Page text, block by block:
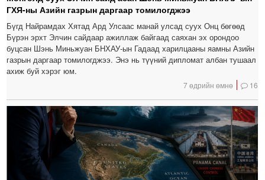
ГХЯ-ны Азийн газрын даргаар томилогджээ
Бүгд Найрамдах Хятад Ард Улсаас манай улсад суух Онц бөгөөд
Бүрэн эрхт Элчин сайдаар ажиллаж байгаад саяхан эх орондоо
буцсан Шэнь Миньжуан БНХАУ-ын Гадаад харилцааны яамны Азийн
газрын даргаар томилогджээ. Энэ нь түүний дипломат албан тушаал
ахиж буй хэрэг юм.
7 өдрийн өмнө 16